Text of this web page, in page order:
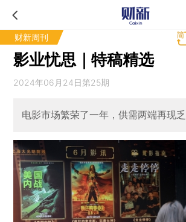
财新周刊
影业忧思｜特稿精选
2024年06月24日第25期
电影市场繁荣了一年，供需两端再现